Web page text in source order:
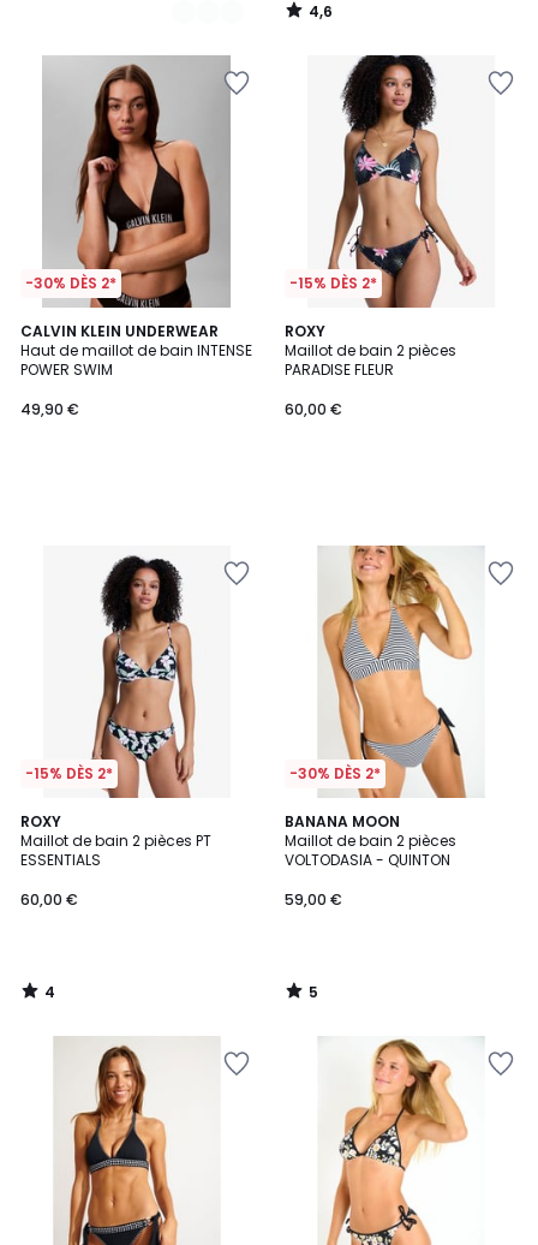
4,6
/
-30% DÈS 2*
CALVIN KLEIN UNDERWEAR
Haut de maillot de bain INTENSE
POWER SWIM
49,90 €
-15% DÈS 2*
ROXY
Maillot de bain 2 pièces
PARADISE FLEUR
60,00 €
-15% DÈS 2*
ROXY
Maillot de bain 2 pièces PT
ESSENTIALS
60,00 €
4
/
5
4
/
-30% DÈS 2*
BANANA MOON
Maillot de bain 2 pièces
VOLTODASIA - QUINTON
59,00 €
5
/
5
5
/